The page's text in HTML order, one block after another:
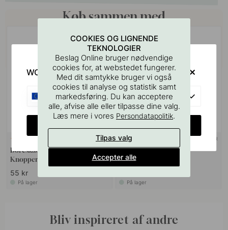
Køb sammen med
Boreskabelonen til Greb &
Knopper
55 kr
På lager
PREMIUM
+ FARVER
Knop Jubilee - 28mm -
Forniklet
På lager
Bliv inspireret af andre
COOKIES OG LIGNENDE
TEKNOLOGIER
Beslag Online bruger nødvendige
cookies for, at webstedet fungerer.
Med dit samtykke bruger vi også
cookies til analyse og statistik samt
markedsføring. Du kan acceptere
alle, afvise alle eller tilpasse dine valg.
Læs mere i vores Persondatapolitik.
Tilpas valg
Accepter alle
WOULD YOU RATHER VISIT?
EU